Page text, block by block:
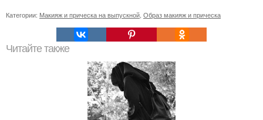
Категории: Макияж и прическа на выпускной Образ макияж и прическа
Читайте также